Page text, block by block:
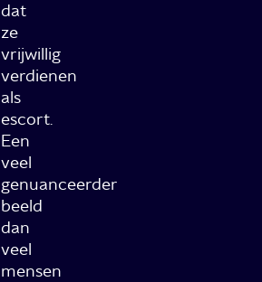
dat
ze
vrijwillig
verdienen
als
escort.
Een
veel
genuanceerder
beeld
dan
veel
mensen